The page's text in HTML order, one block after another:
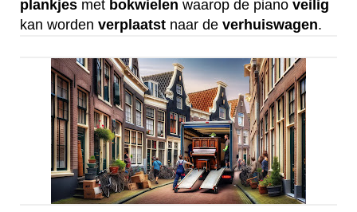
plankjes met bokwielen waarop de piano veilig
kan worden verplaatst naar de verhuiswagen.